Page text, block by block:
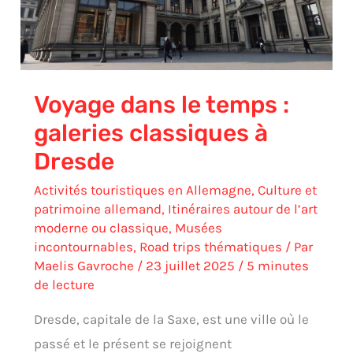
Voyage dans le temps :
galeries classiques à
Dresde
Activités touristiques en Allemagne,Culture et
patrimoine allemand, Itinéraires autour de l’art
moderne ou classique, Musées
incontournables, Road trips thématiques / Par
Maelis Gavroche / 23 juillet 2025 / 5 minutes
de lecture
Dresde, capitale de la Saxe, est une ville où le
passé et le présent se rejoignent
classiques
à
Dresde